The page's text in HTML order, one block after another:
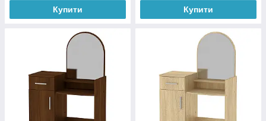
Купити Купити